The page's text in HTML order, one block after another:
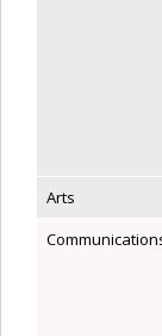
Arts